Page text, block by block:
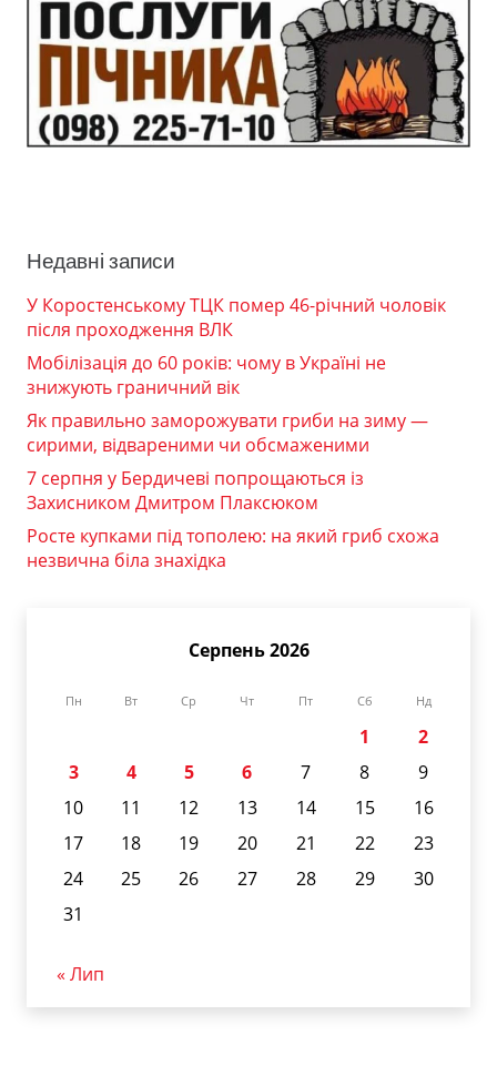
Недавні записи
У Коростенському ТЦК помер 46-річний чоловік
після проходження ВЛК
Мобілізація до 60 років: чому в Україні не
знижують граничний вік
Як правильно заморожувати гриби на зиму —
сирими, відвареними чи обсмаженими
7 серпня у Бердичеві попрощаються із
Захисником Дмитром Плаксюком
Росте купками під тополею: на який гриб схожа
незвична біла знахідка
Серпень 2026
Пн Вт Ср Чт Пт Сб Нд
1
2
3
4 5 6 7 8
9
10
11 12 13 14 15
16
17
18 19 20 21 22
23
24
25 26 27 28 29
30
31
« Лип